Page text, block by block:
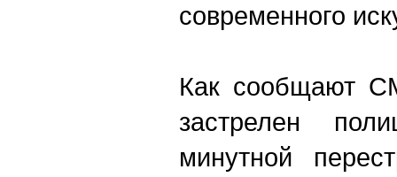
современного
Как сообщают
застрелен
минутной